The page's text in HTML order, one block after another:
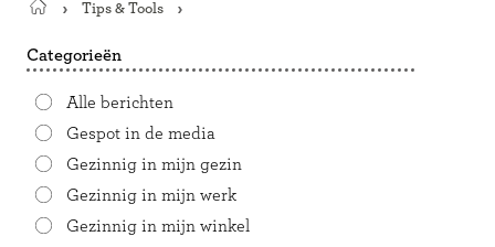
Terug
de
Tips & Tools
Categorieën
Alle berichten
Gespot in de media
Gezinnig in mijn gezin
Gezinnig in mijn werk
Gezinnig in mijn winkel